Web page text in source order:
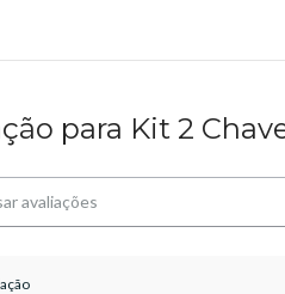
para Kit 2